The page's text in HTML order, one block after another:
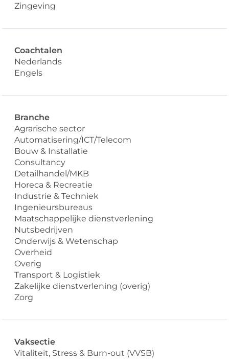
Zingeving
Coachtalen
Nederlands
Engels
Branche
Agrarische sector
Automatisering/ICT/Telecom
Bouw & Installatie
Consultancy
Detailhandel/MKB
Horeca & Recreatie
Industrie & Techniek
Ingenieursbureaus
Maatschappelijke dienstverlening
Nutsbedrijven
Onderwijs & Wetenschap
Overheid
Overig
Transport & Logistiek
Zakelijke dienstverlening (overig)
Zorg
Vaksectie
Vitaliteit, Stress & Burn-out (VVSB)